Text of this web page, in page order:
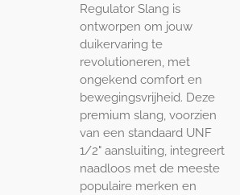
Regulator Slang is
ontworpen om jouw
duikervaring te
revolutioneren, met
ongekend comfort en
bewegingsvrijheid. Deze
premium slang, voorzien
van een standaard UNF
1/2" aansluiting, integreert
naadloos met de meeste
populaire merken en